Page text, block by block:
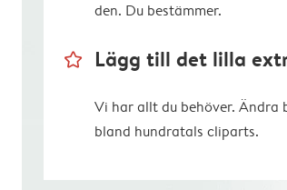
den. Du bestämmer.
star_outline Lägg till det lilla
Vi har allt du behöver.
bland hundratals cliparts.